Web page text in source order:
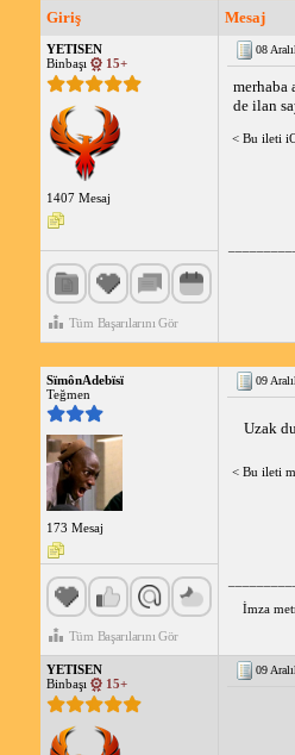
Giriş Mesaj
YETISEN
Binbaşı
15+
1407 Mesaj
Tüm Başarılarını Gör
08
merhaba
de ilan
< Bu ileti
SïmônAdebïsï
Teğmen
173 Mesaj
Tüm Başarılarını Gör
09
Uzak
< Bu ileti
İmza
YETISEN
Binbaşı
15+
09